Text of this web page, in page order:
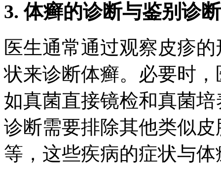
3. 体癣的诊断与鉴别诊断
医生通常通过观察皮疹
状来诊断体癣。必要时
如真菌直接镜检和真菌
诊断需要排除其他类似
等，这些疾病的症状与